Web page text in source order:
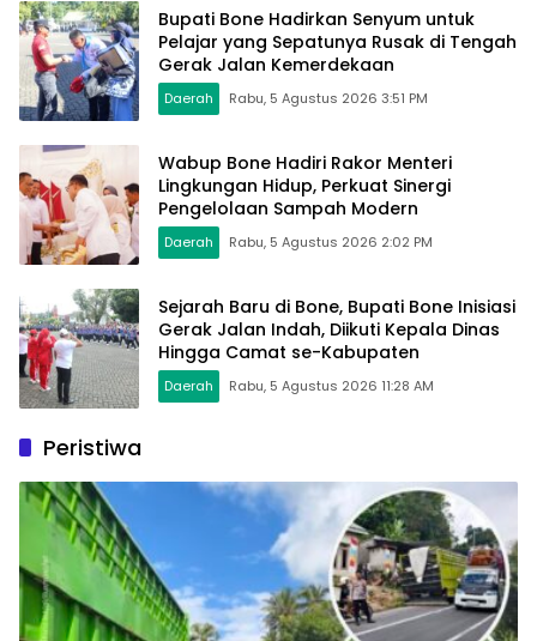
Bupati Bone Hadirkan Senyum untuk
Pelajar yang Sepatunya Rusak di Tengah
Gerak Jalan Kemerdekaan
Daerah Rabu, 5 Agustus 2026 3:51 PM
Wabup Bone Hadiri Rakor Menteri
Lingkungan Hidup, Perkuat Sinergi
Pengelolaan Sampah Modern
Daerah Rabu, 5 Agustus 2026 2:02 PM
Sejarah Baru di Bone, Bupati Bone Inisiasi
Gerak Jalan Indah, Diikuti Kepala Dinas
Hingga Camat se-Kabupaten
Daerah Rabu, 5 Agustus 2026 11:28 AM
Peristiwa